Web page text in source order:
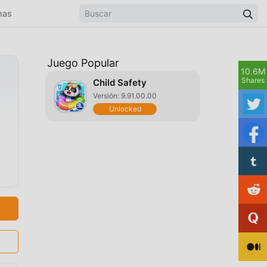
Juego Popular
Child Safety
Versión: 9.91.00.00
Unlocked
10.6M
Shares